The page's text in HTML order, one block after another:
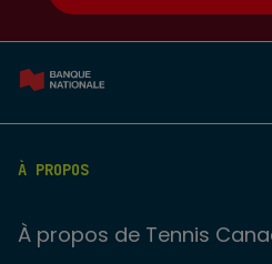
À PROPOS
À propos de Tennis